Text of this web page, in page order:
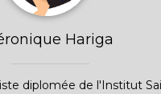
Hariga
diplomée de l'Institut